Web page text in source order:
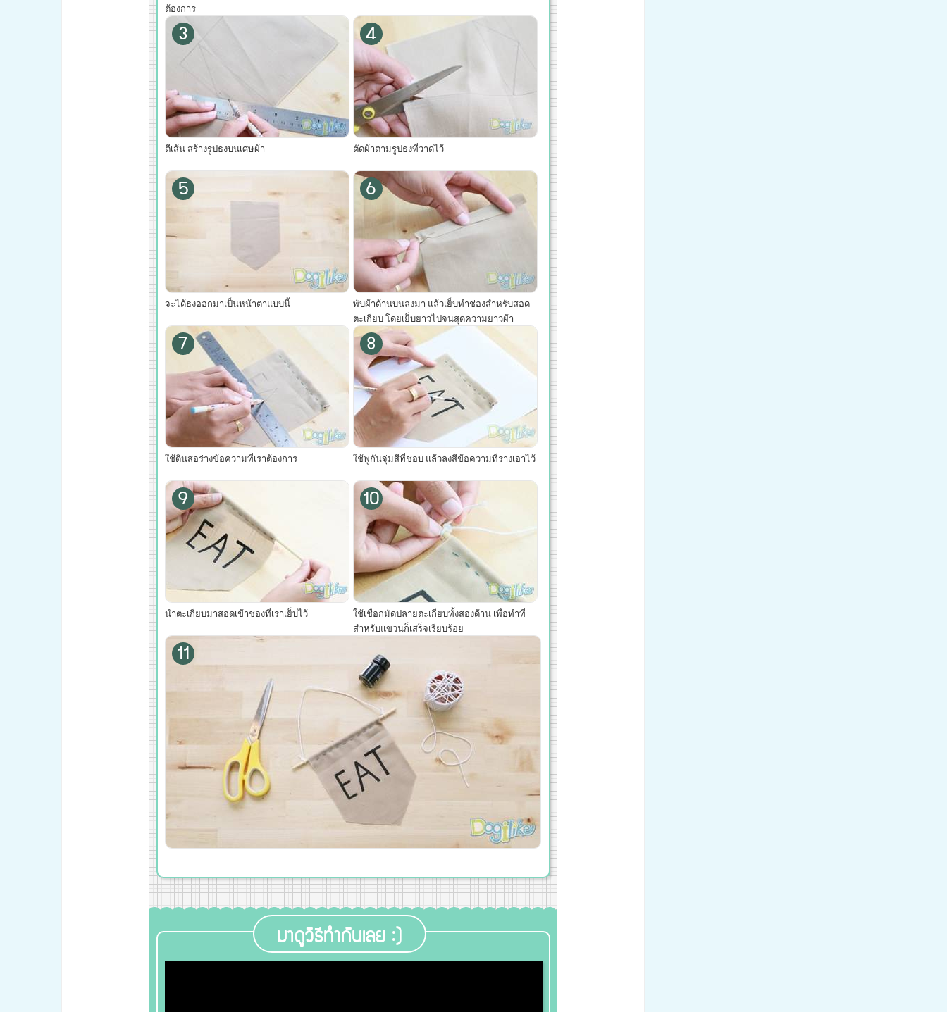
ต้องการ
3
ตีเส้น สร้างรูปธงบนเศษผ้า
4
ตัดผ้าตามรูปธงที่วาดไว้
5
จะได้ธงออกมาเป็นหน้าตาแบบนี้
6
พับผ้าด้านบนลงมา แล้วเย็บทำช่องสำหรับสอด
ตะเกียบ โดยเย็บยาวไปจนสุดความยาวผ้า
7
ใช้ดินสอร่างข้อความที่เราต้องการ
8
ใช้พูกันจุ่มสีที่ชอบ แล้วลงสีข้อความที่ร่างเอาไว้
9
นำตะเกียบมาสอดเข้าช่องที่เราเย็บไว้
10
ใช้เชือกมัดปลายตะเกียบทั้งสองด้าน เพื่อทำที่
สำหรับแขวนก็เสร็จเรียบร้อย
11
มาดูวิธีทำกันเลย :)